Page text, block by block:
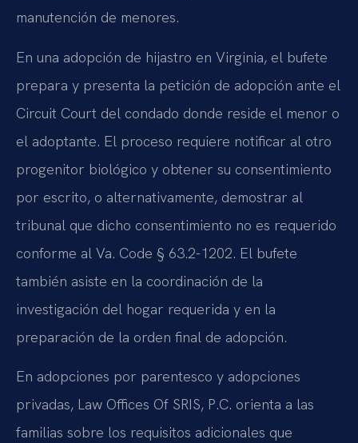
manutención de menores.
En una adopción de hijastro en Virginia, el bufete
prepara y presenta la petición de adopción ante el
Circuit Court del condado donde reside el menor o
el adoptante. El proceso requiere notificar al otro
progenitor biológico y obtener su consentimiento
por escrito, o alternativamente, demostrar al
tribunal que dicho consentimiento no es requerido
conforme al Va. Code § 63.2-1202. El bufete
también asiste en la coordinación de la
investigación del hogar requerida y en la
preparación de la orden final de adopción.
En adopciones por parentesco y adopciones
privadas, Law Offices Of SRIS, P.C. orienta a las
familias sobre los requisitos adicionales que